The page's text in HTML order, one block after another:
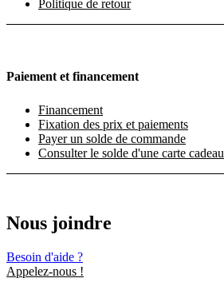
Politique de retour
Paiement et financement
Financement
Fixation des prix et paiements
Payer un solde de commande
Consulter le solde d'une carte cadeau
Nous joindre
Besoin d'aide ?
Appelez-nous !